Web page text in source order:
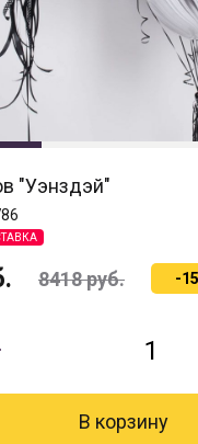
"Уэнздэй"
8418руб. -